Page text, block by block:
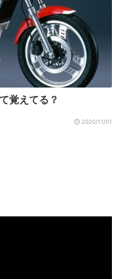
覚えてる？
2020/11/01